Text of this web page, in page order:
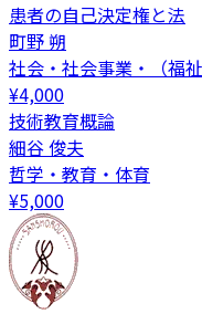
患者の自己決定権と法
町野 朔
社会・社会事業・（福
¥4,000
技術教育概論
細谷 俊夫
哲学・教育・体育
¥5,000